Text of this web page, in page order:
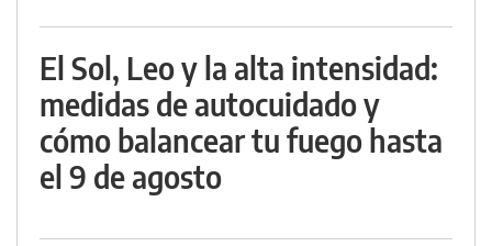
El Sol, Leo y la alta intensidad:
medidas de autocuidado y
cómo balancear tu fuego hasta
el 9 de agosto